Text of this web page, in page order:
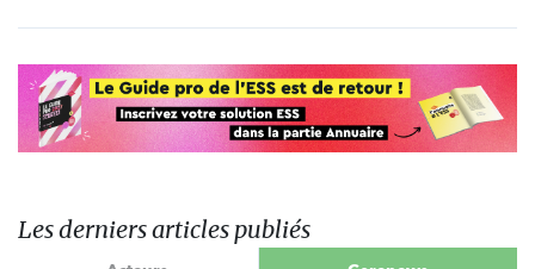
Les derniers articles publiés